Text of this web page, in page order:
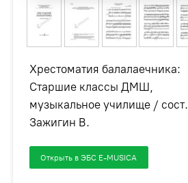
Хрестоматия балалаечника:
Старшие классы ДМШ,
музыкальное училище / сост.
Зажигин В.
Открыть в ЭБС E-MUSICA